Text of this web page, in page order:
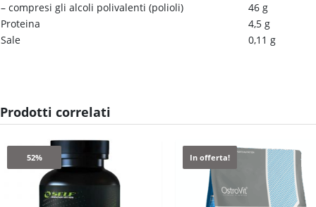
– compresi gli alcoli polivalenti (polioli)
46 g
Proteina
4,5 g
Sale
0,11 g
Prodotti correlati
52% In offerta!